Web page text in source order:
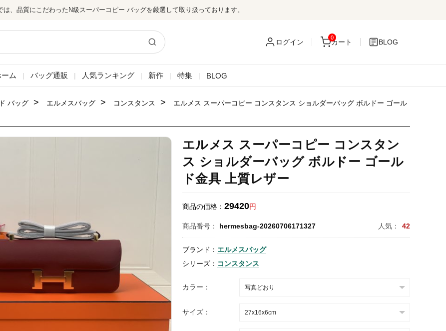
は、品質にこだわったN級スーパーコピー バッグを厳選して取り扱っております。
ログイン
0
カート BLOG
ーム | バッグ通販 | 人気ランキング | 新作 | 特集 | BLOG
バッグ > エルメスバッグ > コンスタンス >
エルメス スーパーコピー コンスタンス ショルダーバッグ ボルドー ゴール
エルメス スーパーコピー コンスタン
ス ショルダーバッグ ボルドー ゴール
ド金具 上質レザー
商品の価格： 29420円
商品番号： hermesbag-20260706171327 人気： 42
ブランド： エルメスバッグ
シリーズ： コンスタンス
カラー：
サイズ：